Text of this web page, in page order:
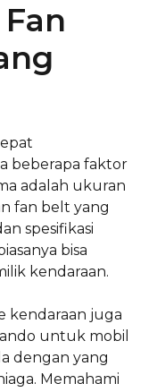
beberapa faktor
adalah ukuran
fan belt yang
spesifikasi
bisa
kendaraan.
kendaraan juga
untuk mobil
dengan yang
Memahami